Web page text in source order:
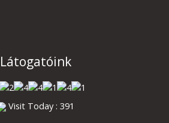
Látogatóink
Visit Today : 391